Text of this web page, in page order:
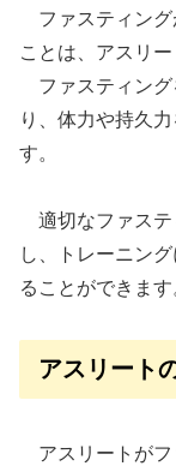
ファスティング
ことは、アスリー
ファスティング
り、体力や持久
す。
適切なファステ
し、トレーニン
ることができます
アスリート
アスリートがフ